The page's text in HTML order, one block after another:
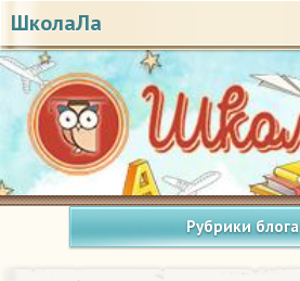
ШколаЛа
Рубрики блога